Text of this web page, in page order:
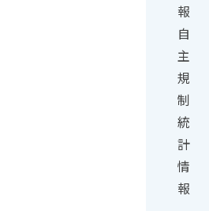
報
自
主
規
制
統
計
情
報